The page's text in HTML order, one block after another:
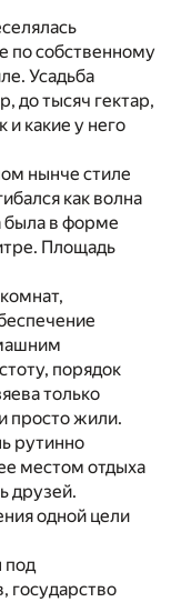
по собственному
Усадьба
до тысяч гектар,
и какие у него
нынче стиле
как волна
была в форме
Площадь
порядок
только
просто жили.
рутинно
местом отдыха
друзей.
одной цели
под
государство